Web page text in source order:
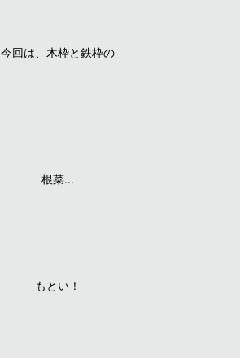
今回は、木枠と鉄枠の
根菜...
もとい！